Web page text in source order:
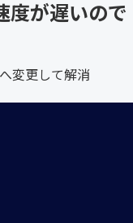
が遅いので
変更して解消